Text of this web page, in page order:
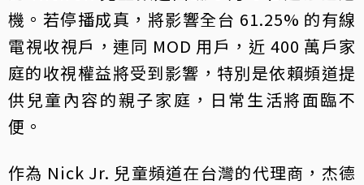
機。若停播成真，將影響全台 61.25% 的有線
電視收視戶，連同 MOD 用戶，近 400 萬戶家
庭的收視權益將受到影響，特別是依賴頻道提
供兒童內容的親子家庭，日常生活將面臨不
便。
作為 Nick Jr. 兒童頻道在台灣的代理商，杰德